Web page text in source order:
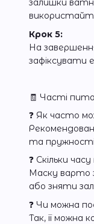
залишки
Крок 5:
На
зафіксувати
🧾 Часті
❓ Як часто
та
❓ Скільки
Маску варто
або зняти
❓ Чи можна
Так, її можна